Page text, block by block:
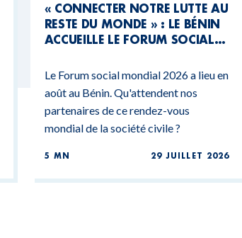
« CONNECTER NOTRE LUTTE AU
RESTE DU MONDE » : LE BÉNIN
ACCUEILLE LE FORUM SOCIAL
Le Forum social mondial 2026 a lieu en
août au Bénin. Qu'attendent nos
partenaires de ce rendez-vous
mondial de la société civile ?
5 MN 29 JUILLET 2026